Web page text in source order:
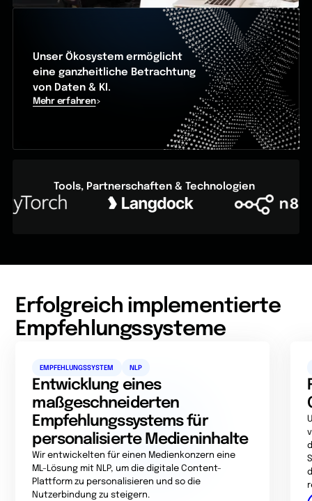
Unser Ökosystem ermöglicht
eine ganzheitliche Betrachtung
von Daten & KI.
Mehr erfahren
Tools, Partnerschaften & Technologien
Erfolgreich implementierte
Empfehlungssysteme
EMPFEHLUNGSSYSTEM NLP
Entwicklung eines
maßgeschneiderten
Empfehlungssystems für
personalisierte Medieninhalte
Wir entwickelten für einen Medienkonzern eine
ML-Lösung mit NLP, um die digitale Content-
Plattform zu personalisieren und so die
Nutzerbindung zu steigern.